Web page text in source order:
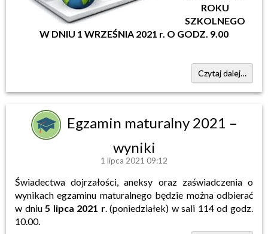
ROKU
SZKOLNEGO
W DNIU 1 WRZEŚNIA 2021 r. O GODZ. 9.00
Czytaj dalej…
Egzamin maturalny 2021 –
wyniki
1 lipca 2021 09:12
Świadectwa dojrzałości, aneksy oraz zaświadczenia o
wynikach egzaminu maturalnego będzie można odbierać
w dniu5 lipca 2021 r. (poniedziałek) w sali 114 od godz.
10.00.